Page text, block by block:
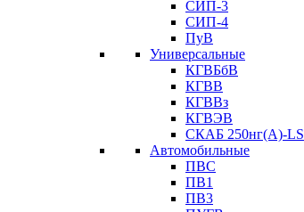
СИП-3
СИП-4
ПуВ
Универсальные
КГВБбВ
КГВВ
КГВВз
КГВЭВ
СКАБ 250нг(А)-LS
Автомобильные
ПВС
ПВ1
ПВ3